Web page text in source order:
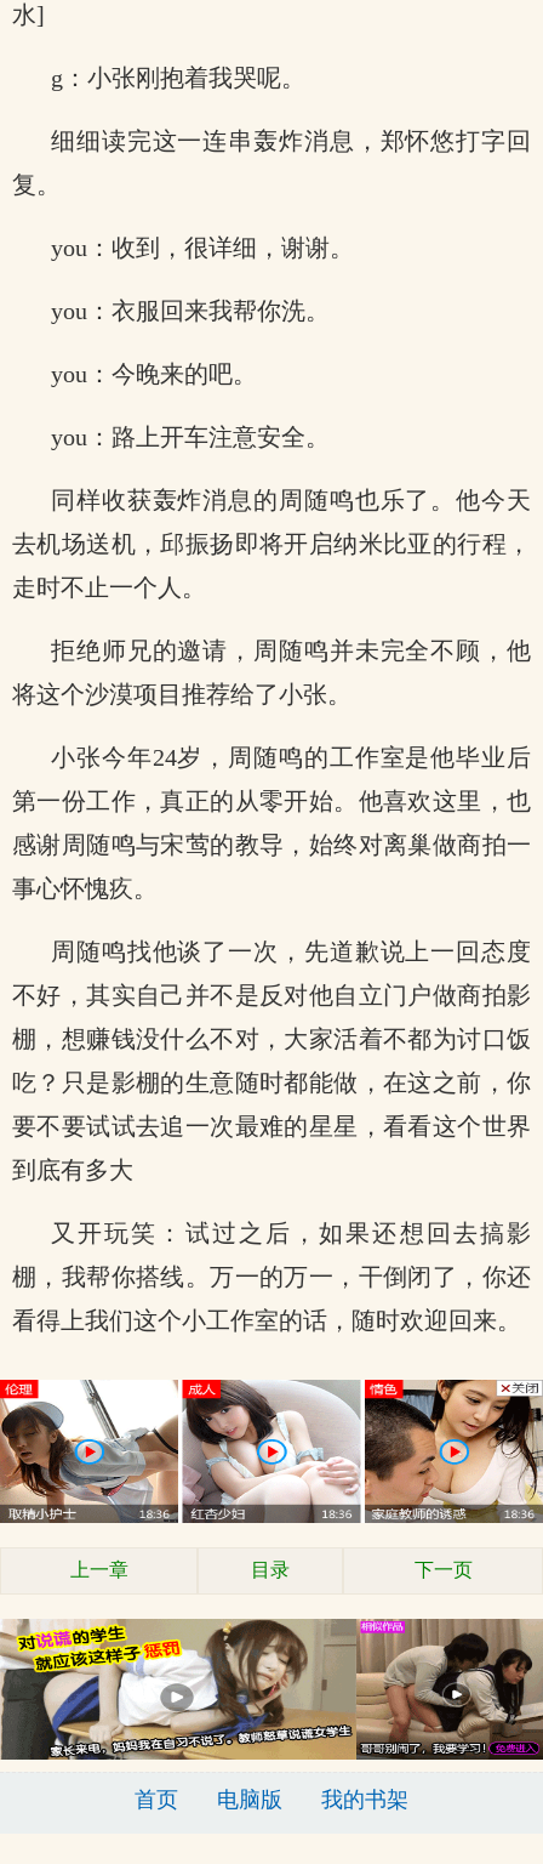
水]
g：小张刚抱着我哭呢。
细细读完这一连串轰炸消息，郑怀悠打字回
复。
you：收到，很详细，谢谢。
you：衣服回来我帮你洗。
you：今晚来的吧。
you：路上开车注意安全。
同样收获轰炸消息的周随鸣也乐了。他今天
去机场送机，邱振扬即将开启纳米比亚的行程，
走时不止一个人。
拒绝师兄的邀请，周随鸣并未完全不顾，他
将这个沙漠项目推荐给了小张。
小张今年24岁，周随鸣的工作室是他毕业后
第一份工作，真正的从零开始。他喜欢这里，也
感谢周随鸣与宋莺的教导，始终对离巢做商拍一
事心怀愧疚。
周随鸣找他谈了一次，先道歉说上一回态度
不好，其实自己并不是反对他自立门户做商拍影
棚，想赚钱没什么不对，大家活着不都为讨口饭
吃？只是影棚的生意随时都能做，在这之前，你
要不要试试去追一次最难的星星，看看这个世界
到底有多大
又开玩笑：试过之后，如果还想回去搞影
棚，我帮你搭线。万一的万一，干倒闭了，你还
看得上我们这个小工作室的话，随时欢迎回来。
上一章 目录 下一页
首页 电脑版 我的书架